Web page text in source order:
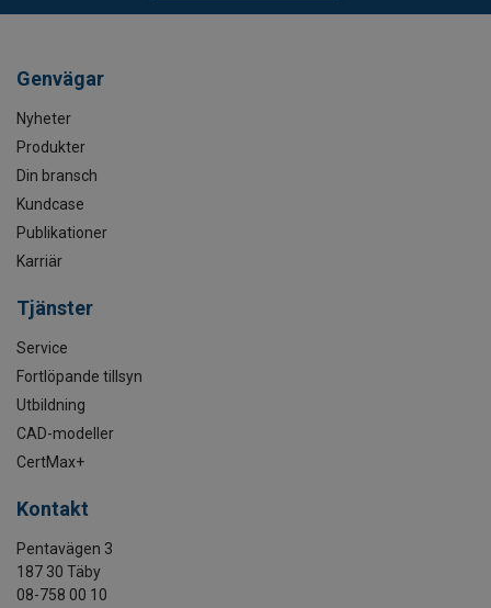
Genvägar
Nyheter
Produkter
Din bransch
Kundcase
Publikationer
Karriär
Tjänster
Service
Fortlöpande tillsyn
Utbildning
CAD-modeller
CertMax+
Kontakt
Pentavägen 3
187 30 Täby
08-758 00 10